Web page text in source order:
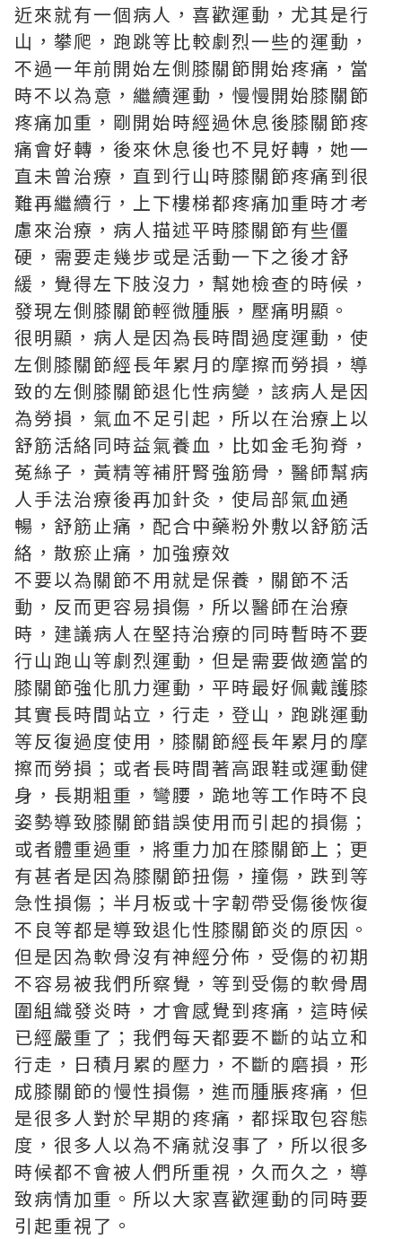
近來就有一個病人，喜歡運動，尤其是行
山，攀爬，跑跳等比較劇烈一些的運動，
不過一年前開始左側膝關節開始疼痛，當
時不以為意，繼續運動，慢慢開始膝關節
疼痛加重，剛開始時經過休息後膝關節疼
痛會好轉，後來休息後也不見好轉，她一
直未曾治療，直到行山時膝關節疼痛到很
難再繼續行，上下樓梯都疼痛加重時才考
慮來治療，病人描述平時膝關節有些僵
硬，需要走幾步或是活動一下之後才舒
緩，覺得左下肢沒力，幫她檢查的時候，
發現左側膝關節輕微腫脹，壓痛明顯。
很明顯，病人是因為長時間過度運動，使
左側膝關節經長年累月的摩擦而勞損，導
致的左側膝關節退化性病變，該病人是因
為勞損，氣血不足引起，所以在治療上以
舒筋活絡同時益氣養血，比如金毛狗脊，
菟絲子，黃精等補肝腎強筋骨，醫師幫病
人手法治療後再加針灸，使局部氣血通
暢，舒筋止痛，配合中藥粉外敷以舒筋活
絡，散瘀止痛，加強療效
不要以為關節不用就是保養，關節不活
動，反而更容易損傷，所以醫師在治療
時，建議病人在堅持治療的同時暫時不要
行山跑山等劇烈運動，但是需要做適當的
膝關節強化肌力運動，平時最好佩戴護膝
其實長時間站立，行走，登山，跑跳運動
等反復過度使用，膝關節經長年累月的摩
擦而勞損；或者長時間著高跟鞋或運動健
身，長期粗重，彎腰，跪地等工作時不良
姿勢導致膝關節錯誤使用而引起的損傷；
或者體重過重，將重力加在膝關節上；更
有甚者是因為膝關節扭傷，撞傷，跌到等
急性損傷；半月板或十字韌帶受傷後恢復
不良等都是導致退化性膝關節炎的原因。
但是因為軟骨沒有神經分佈，受傷的初期
不容易被我們所察覺，等到受傷的軟骨周
圍組織發炎時，才會感覺到疼痛，這時候
已經嚴重了；我們每天都要不斷的站立和
行走，日積月累的壓力，不斷的磨損，形
成膝關節的慢性損傷，進而腫脹疼痛，但
是很多人對於早期的疼痛，都採取包容態
度，很多人以為不痛就沒事了，所以很多
時候都不會被人們所重視，久而久之，導
致病情加重。所以大家喜歡運動的同時要
引起重視了。